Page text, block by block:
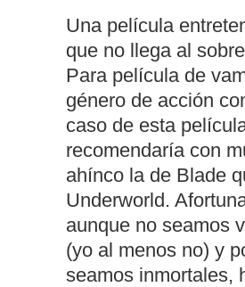
Una película
que no llega al
Para película de
género de acción
caso de esta
recomendaría con
ahínco la de Blade
Underworld.
aunque no seamos
(yo al menos no) y
seamos inmortales,